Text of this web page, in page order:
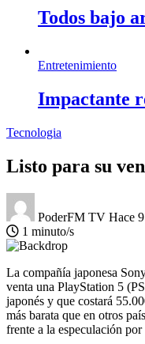
Todos bajo
Entretenimiento
Impactante
Tecnologia
Listo para su
PoderFM TV Hace
1 minuto/s
La compañía japonesa
venta una PlayStation 5
japonés y que costará
más barata que en otros
frente a la especulación